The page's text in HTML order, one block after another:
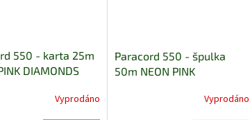
550 - karta 25m
DIAMONDS
Vyprodáno
Paracord 550 - špulka
50m NEON PINK
Vyprodáno